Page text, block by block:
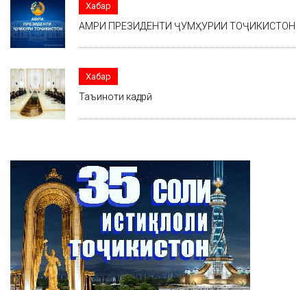
Хабар
АМРИ ПРЕЗИДЕНТИ ҶУМҲУРИИ ТОҶИКИСТОН
Хабар
Таъиноти кадрӣ